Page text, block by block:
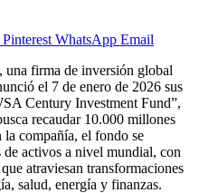
Pinterest WhatsApp Email
firma de inversión global
el 7 de enero de 2026 sus
Century Investment Fund”,
recaudar 10.000 millones
la compañía, el fondo se
de activos a nivel mundial, con
atraviesan transformaciones
salud, energía y finanzas.